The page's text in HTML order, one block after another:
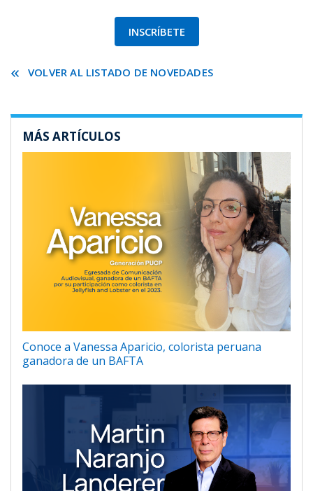
INSCRÍBETE
VOLVER AL LISTADO DE NOVEDADES
MÁS ARTÍCULOS
Conoce a Vanessa Aparicio, colorista peruana
ganadora de un BAFTA